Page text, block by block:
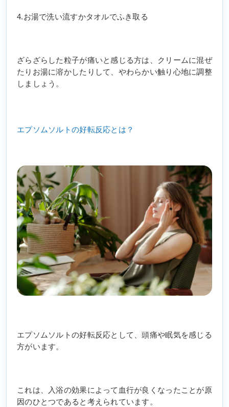
4.お湯で洗い流すかタオルでふき取る
ざらざらした粒子が痛いと感じる方は、クリームに混ぜ
たりお湯に溶かしたりして、やわらかい触り心地に調整
しましょう。
エプソムソルトの好転反応とは？
エプソムソルトの好転反応として、頭痛や眠気を感じる
方がいます。
これは、入浴の効果によって血行が良くなったことが原
因のひとつであると考えられています。